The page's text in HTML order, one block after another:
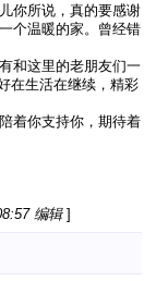
你所说，真的要感谢
个温暖的家。曾经错
和这里的老朋友们一
在生活在继续，精彩
着你支持你，期待着
编辑 ]